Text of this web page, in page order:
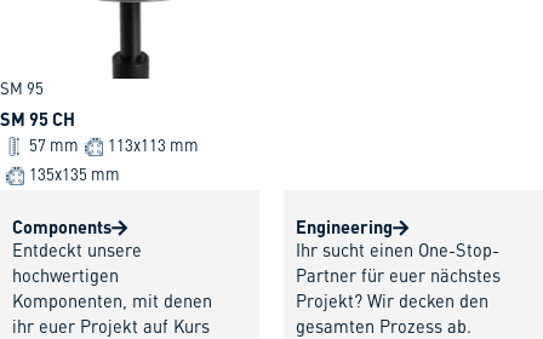
SM 95
SM 95 CH
57 mm
113x113 mm
135x135 mm
Components
Entdeckt unsere
hochwertigen
Komponenten, mit denen
ihr euer Projekt auf Kurs
Engineering
Ihr sucht einen One-Stop-
Partner für euer nächstes
Projekt? Wir decken den
gesamten Prozess ab.